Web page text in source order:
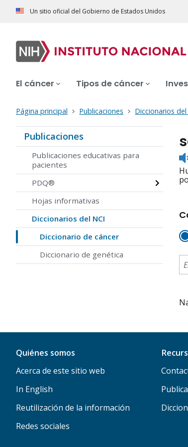
Un sitio oficial del Gobierno de Estados Unidos
El cáncer Tipos de cáncer
Página principal Publicaciones Diccionarios del
Publicaciones
Publicaciones educativas para
pacientes
PDQ®
Hojas informativas
Diccionarios del NCI
Diccionario de cáncer
Diccionario de genética
Quiénes somos
Acerca de este sitio web
In English
Reutilización de la información
Redes sociales